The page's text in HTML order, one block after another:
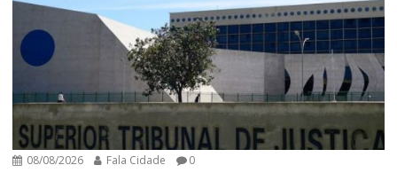
08/08/2026 Fala Cidade 0